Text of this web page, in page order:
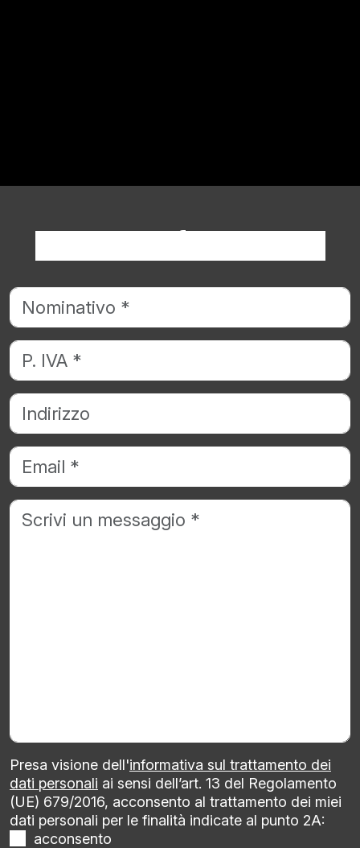
Richiedi informazioni
Presa visione dell'informativa sul trattamento dei
dati personali ai sensi dell’art. 13 del Regolamento
(UE) 679/2016, acconsento al trattamento dei miei
dati personali per le finalità indicate al punto 2A:
acconsento